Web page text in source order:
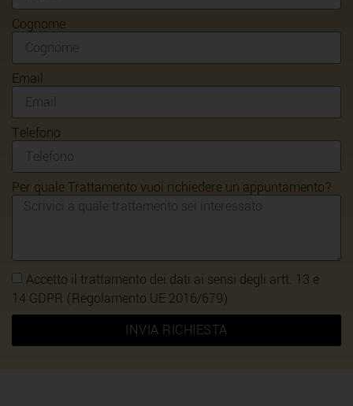
Cognome
Email
Telefono
Per quale Trattamento vuoi richiedere un appuntamento?
Accetto il trattamento dei dati ai sensi degli artt. 13 e
14 GDPR (Regolamento UE 2016/679)
INVIA RICHIESTA